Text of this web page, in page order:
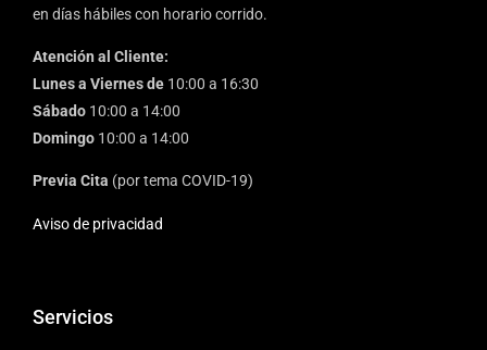
en días hábiles con horario corrido.
Atención al Cliente:
Lunes a Viernes de 10:00 a 16:30
Sábado 10:00 a 14:00
Domingo 10:00 a 14:00
Previa Cita (por tema COVID-19)
Aviso de privacidad
Servicios